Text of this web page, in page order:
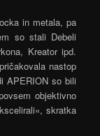
in metala, pa
so stali Debeli
Kreator ipd.
nastop
APERION so bili
objektivno
skratka